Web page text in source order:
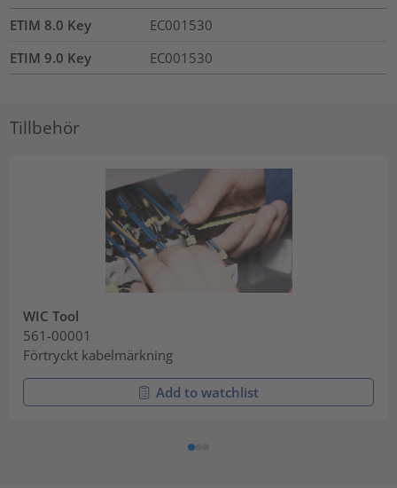
ETIM 8.0 Key
EC001530
ETIM 9.0 Key
EC001530
Tillbehör
WIC Tool
561-00001
Förtryckt kabelmärkning
Add to watchlist